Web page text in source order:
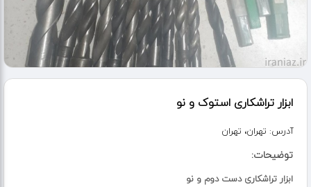
ابزار تراشکاری استوک و نو
آدرس: تهران، تهران
توضیحات:
ابزار تراشکاری دست دوم و نو